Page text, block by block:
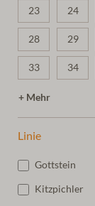
23 24
28 29
33 34
38
+ Mehr
Linie
Gottstein
Kitzpichler